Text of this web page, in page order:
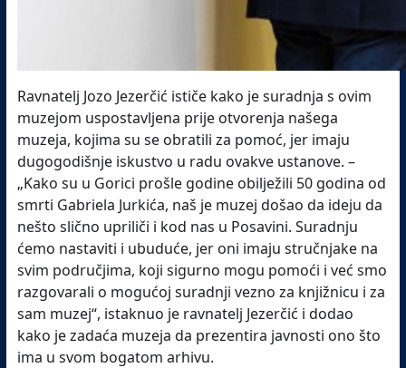
Ravnatelj Jozo Jezerčić ističe kako je suradnja s ovim
muzejom uspostavljena prije otvorenja našega
muzeja, kojima su se obratili za pomoć, jer imaju
dugogodišnje iskustvo u radu ovakve ustanove. –
„Kako su u Gorici prošle godine obilježili 50 godina od
smrti Gabriela Jurkića, naš je muzej došao da ideju da
nešto slično upriliči i kod nas u Posavini. Suradnju
ćemo nastaviti i ubuduće, jer oni imaju stručnjake na
svim područjima, koji sigurno mogu pomoći i već smo
razgovarali o mogućoj suradnji vezno za knjižnicu i za
sam muzej“, istaknuo je ravnatelj Jezerčić i dodao
kako je zadaća muzeja da prezentira javnosti ono što
ima u svom bogatom arhivu.